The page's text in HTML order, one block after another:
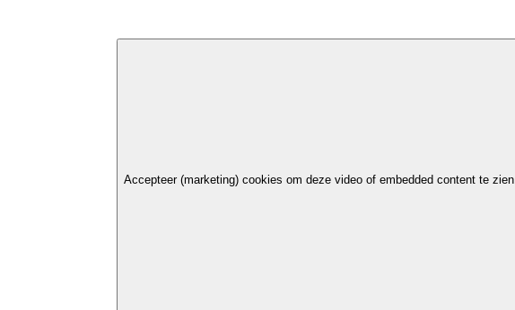
Accepteer (marketing) cookies om deze video of embedded content te zien.